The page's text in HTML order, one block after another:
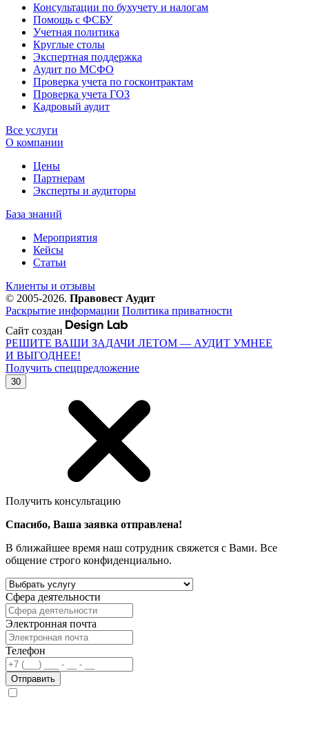
Консультации по бухучету и налогам
Помощь с ФСБУ
Учетная политика
Круглые столы
Экспертная поддержка
Аудит по МСФО
Проверка учета по госконтрактам
Проверка учета ГОЗ
Кадровый аудит
Все услуги
О компании
Цены
Партнерам
Эксперты и аудиторы
База знаний
Мероприятия
Кейсы
Статьи
Клиенты и отзывы
© 2005-2026. Правовест Аудит
Раскрытие информации Политика приватности
Сайт создан
РЕШИТЕ ВАШИ ЗАДАЧИ ЛЕТОМ — АУДИТ УМНЕЕ
И ВЫГОДНЕЕ!
Получить спецпредложение
30
Получить консультацию
Спасибо, Ваша заявка отправлена!
В ближайшее время наш сотрудник свяжется с Вами. Все
общение строго конфиденциально.
Сфера деятельности
Электронная почта
Телефон
Отправить